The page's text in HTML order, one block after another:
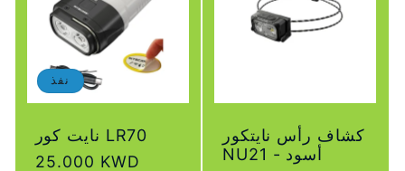
نفذ
نايت كور LR70
سعر
25.000 KWD
كشاف رأس نايتكور
NU21 - أسود